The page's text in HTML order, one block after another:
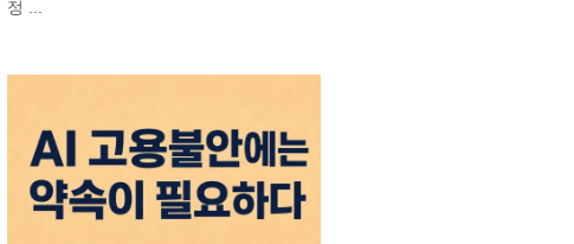
정 ...